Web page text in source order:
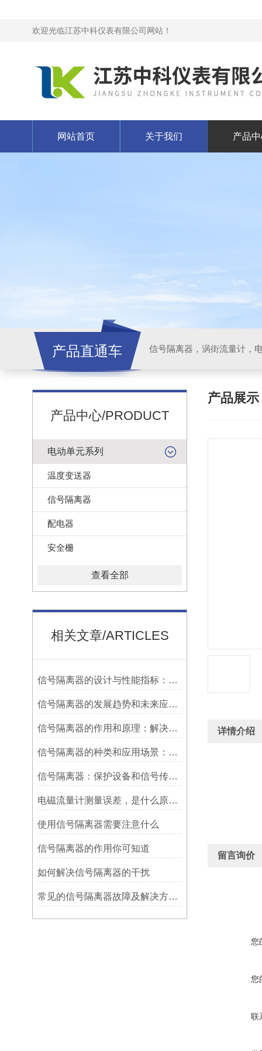
欢迎光临江苏中科仪表有限公司网站！
网站首页 关于我们 产品
产品直通车 信号隔离器，涡街流量计，
产品中心/PRODUCT
电动单元系列
温度变送器
信号隔离器
配电器
安全栅
查看全部
相关文章/ARTICLES
信号隔离器的设计与性能指标：确保稳定可靠的信号传输
信号隔离器的发展趋势和未来应用前景：适应新兴技术的发展需求
信号隔离器的作用和原理：解决信号干扰问题的有效手段
信号隔离器的种类和应用场景：满足不同需求的多样化选择
信号隔离器：保护设备和信号传输的关键工具
电磁流量计测量误差，是什么原因造成?
使用信号隔离器需要注意什么
信号隔离器的作用你可知道
如何解决信号隔离器的干扰
常见的信号隔离器故障及解决方案，你知道吗？
产品展示
详情介绍
留言询价
您
您
联